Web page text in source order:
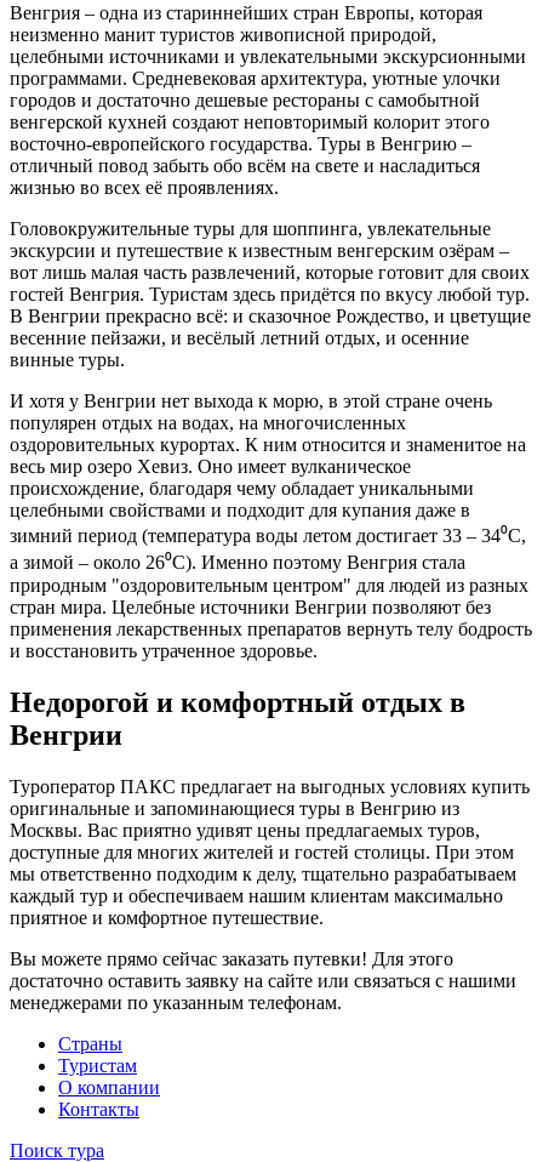
Венгрия – одна из стариннейших стран Европы, которая
неизменно манит туристов живописной природой,
целебными источниками и увлекательными экскурсионными
программами. Средневековая архитектура, уютные улочки
городов и достаточно дешевые рестораны с самобытной
венгерской кухней создают неповторимый колорит этого
восточно-европейского государства. Туры в Венгрию –
отличный повод забыть обо всём на свете и насладиться
жизнью во всех её проявлениях.
Головокружительные туры для шоппинга, увлекательные
экскурсии и путешествие к известным венгерским озёрам –
вот лишь малая часть развлечений, которые готовит для своих
гостей Венгрия. Туристам здесь придётся по вкусу любой тур.
В Венгрии прекрасно всё: и сказочное Рождество, и цветущие
весенние пейзажи, и весёлый летний отдых, и осенние
винные туры.
И хотя у Венгрии нет выхода к морю, в этой стране очень
популярен отдых на водах, на многочисленных
оздоровительных курортах. К ним относится и знаменитое на
весь мир озеро Хевиз. Оно имеет вулканическое
происхождение, благодаря чему обладает уникальными
целебными свойствами и подходит для купания даже в
зимний период (температура воды летом достигает 33 – 34⁰C,
а зимой – около 26⁰C). Именно поэтому Венгрия стала
природным "оздоровительным центром" для людей из разных
стран мира. Целебные источники Венгрии позволяют без
применения лекарственных препаратов вернуть телу бодрость
и восстановить утраченное здоровье.
Недорогой и комфортный отдых в
Венгрии
Туроператор ПАКС предлагает на выгодных условиях купить
оригинальные и запоминающиеся туры в Венгрию из
Москвы. Вас приятно удивят цены предлагаемых туров,
доступные для многих жителей и гостей столицы. При этом
мы ответственно подходим к делу, тщательно разрабатываем
каждый тур и обеспечиваем нашим клиентам максимально
приятное и комфортное путешествие.
Вы можете прямо сейчас заказать путевки! Для этого
достаточно оставить заявку на сайте или связаться с нашими
менеджерами по указанным телефонам.
Cтраны
Туристам
О компании
Контакты
Поиск тура